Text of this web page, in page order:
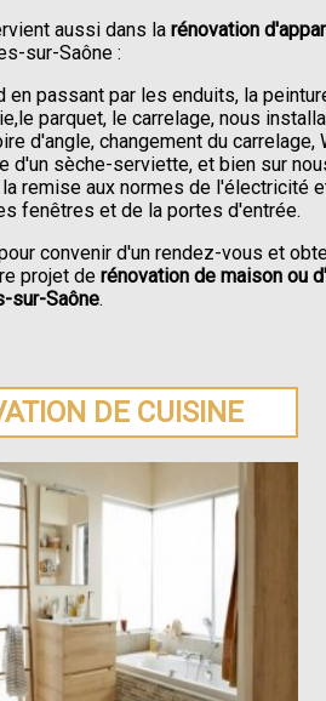
aussi dans la rénovation
sur-Saône :
en passant par les enduits, la
parquet, le carrelage, nous
d'angle, changement du carrelage,
d'un sèche-serviette, et bien sur
remise aux normes de l'électricité
fenêtres et de la portes d'entrée.
convenir d'un rendez-vous et
projet derénovation de maison ou
sur-Saône.
DE CUISINE